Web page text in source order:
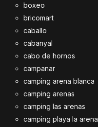
boxeo
bricomart
caballo
cabanyal
cabo de hornos
campanar
camping arena blanca
camping arenas
camping las arenas
camping playa la arena